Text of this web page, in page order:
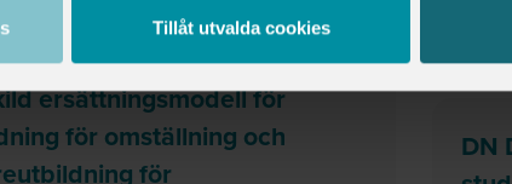
Tillåt utvalda cookies
promemorian ”En
ersättningsmodell för
för omställning och
för
DEBATT
DN